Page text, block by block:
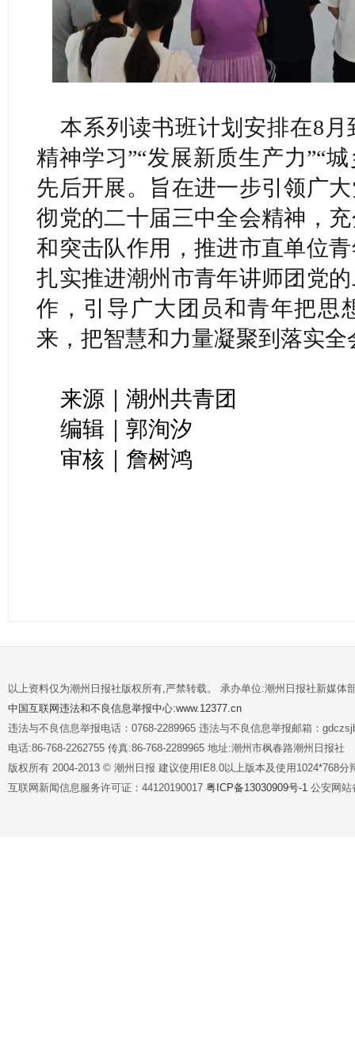
本系列读书班计划安排在8
精神学习”“发展新质生产力”“
先后开展。旨在进一步引领广
彻党的二十届三中全会精神，
和突击队作用，推进市直单位
扎实推进潮州市青年讲师团党
作，引导广大团员和青年把思
来，把智慧和力量凝聚到落实
来源｜潮州共青团
编辑｜郭洵汐
审核｜詹树鸿
以上资料仅为潮州日报社版权所有,严禁转载。 承办单位:潮州日报社新媒体
中国互联网违法和不良信息举报中心:www.12377.cn
违法与不良信息举报电话：0768-2289965 违法与不良信息举报邮箱：
电话:86-768-2262755 传真:86-768-2289965 地址:潮州市枫春路潮州日报社
版权所有 2004-2013 © 潮州日报 建议使用IE8.0以上版本及使用1024*768分
互联网新闻信息服务许可证：44120190017 粤ICP备13030909号-1 公安网站